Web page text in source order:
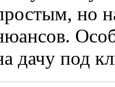
но
дачу под